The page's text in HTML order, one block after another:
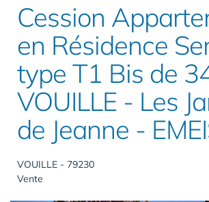
Cession
en Résidence
type T1 Bis de
VOUILLE - Les
de Jeanne -
VOUILLE - 79230
Vente